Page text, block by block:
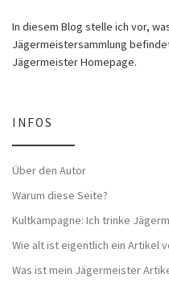
In diesem Blog stelle ich vor,
Jägermeistersammlung
Jägermeister Homepage.
INFOS
Über den Autor
Warum diese Seite?
Kultkampagne: Ich trinke
Wie alt ist eigentlich ein Artikel
Was ist mein Jägermeister